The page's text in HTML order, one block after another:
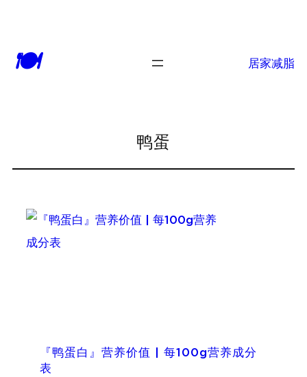
🍽 居家减脂
鸭蛋
『鸭蛋白』营养价值 | 每100g营养成分
表